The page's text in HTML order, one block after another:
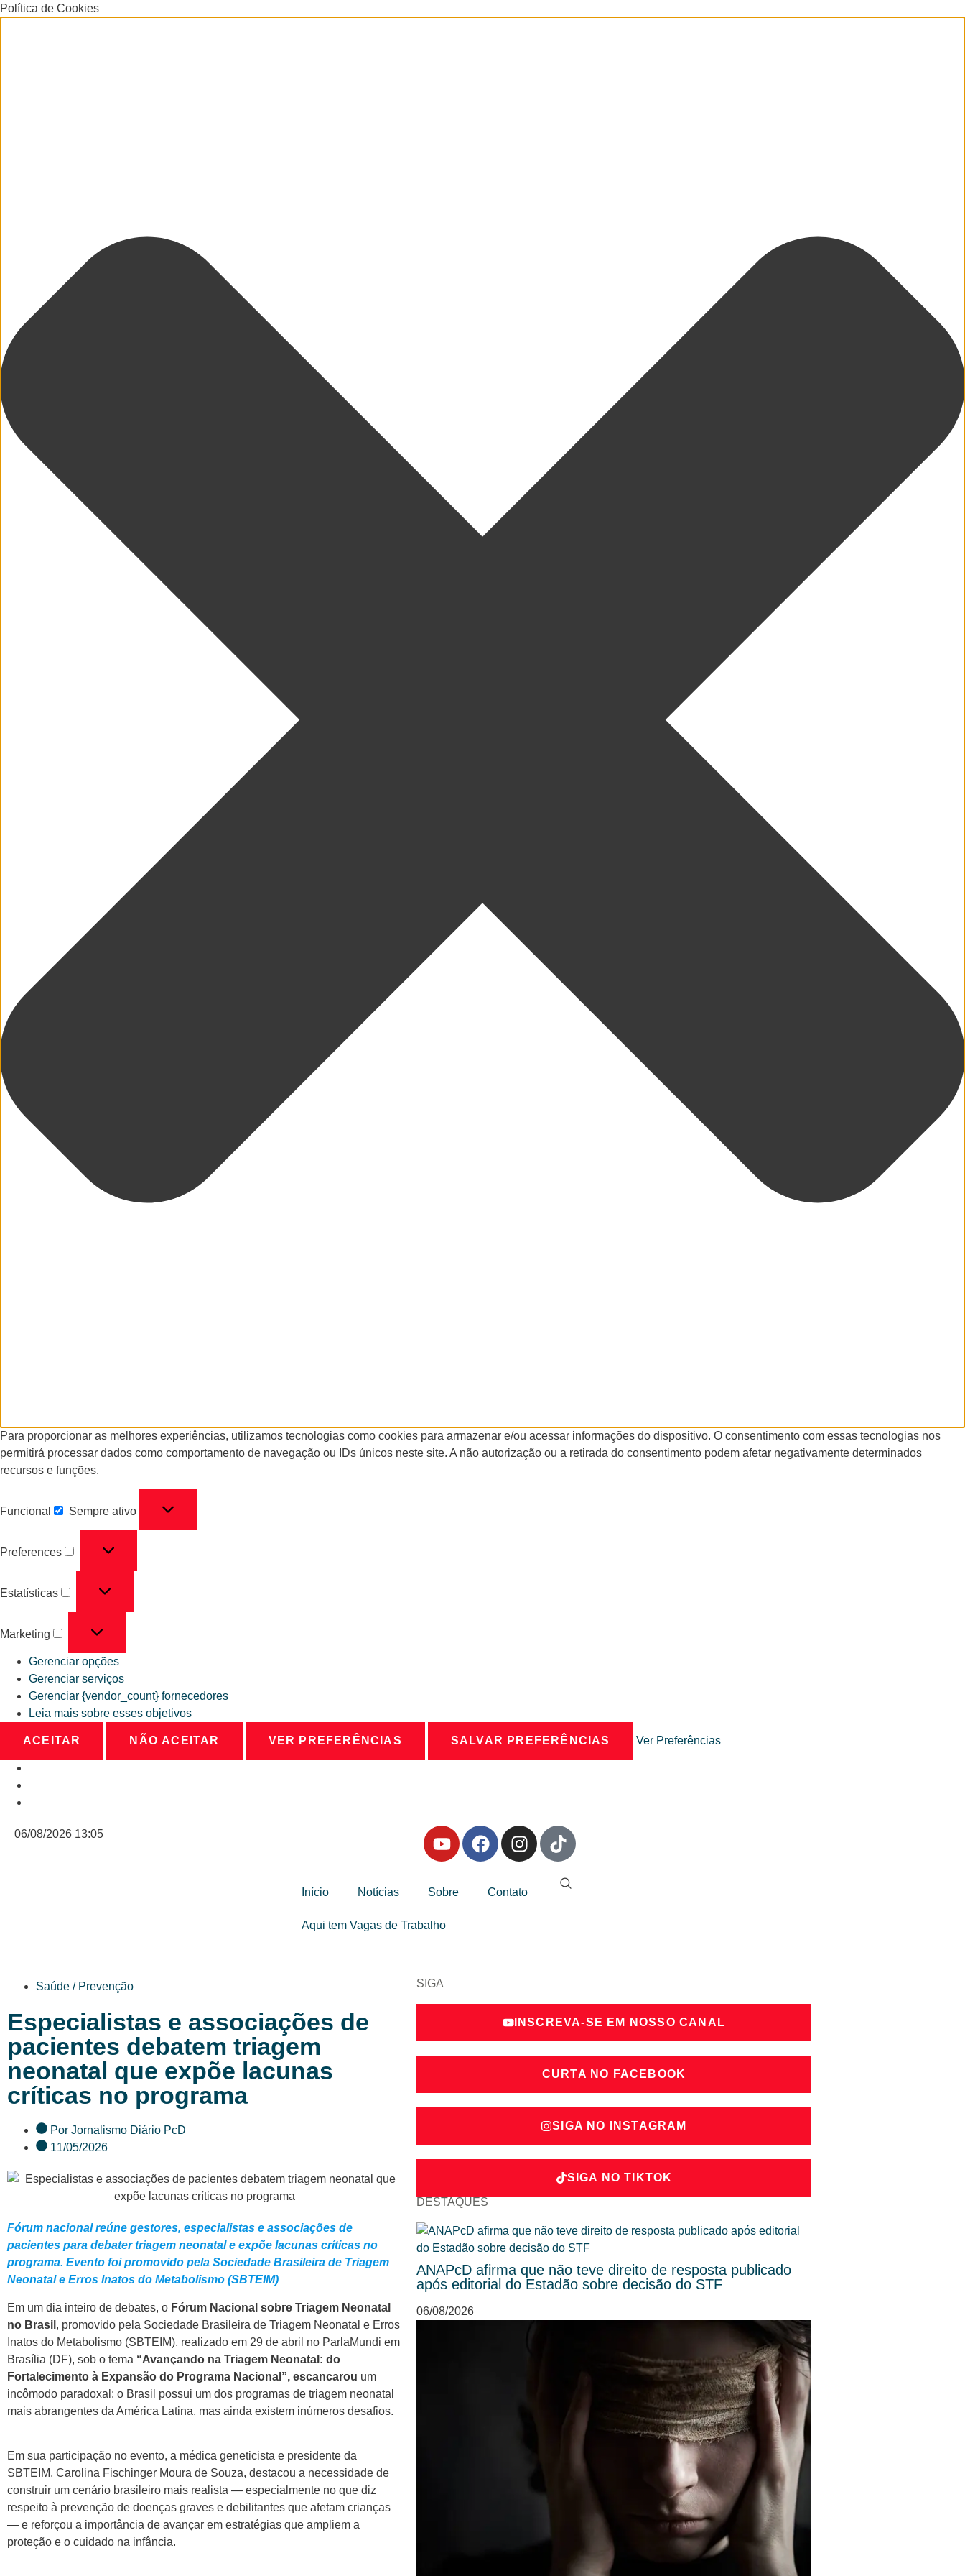
Política de Cookies
Para proporcionar as melhores experiências, utilizamos tecnologias como cookies para armazenar e/ou acessar informações do dispositivo. O consentimento com essas tecnologias nos
permitirá processar dados como comportamento de navegação ou IDs únicos neste site. A não autorização ou a retirada do consentimento podem afetar negativamente determinados
recursos e funções.
Funcional Sempre ativo
Preferences
Estatísticas
Marketing
Gerenciar opções
Gerenciar serviços
Gerenciar {vendor_count} fornecedores
Leia mais sobre esses objetivos
ACEITAR NÃO ACEITAR VER PREFERÊNCIAS SALVAR PREFERÊNCIAS Ver Preferências
06/08/2026 13:05
Início Notícias Sobre Contato
Aqui tem Vagas de Trabalho
Saúde / Prevenção
Especialistas e associações de
pacientes debatem triagem
neonatal que expõe lacunas
críticas no programa
Por Jornalismo Diário PcD
11/05/2026
Fórum nacional reúne gestores, especialistas e associações de
pacientes para debater triagem neonatal e expõe lacunas críticas no
programa. Evento foi promovido pela Sociedade Brasileira de Triagem
Neonatal e Erros Inatos do Metabolismo (SBTEIM)
Em um dia inteiro de debates, o Fórum Nacional sobre Triagem Neonatal
no Brasil , promovido pela Sociedade Brasileira de Triagem Neonatal e Erros
Inatos do Metabolismo (SBTEIM), realizado em 29 de abril no ParlaMundi em
Brasília (DF), sob o tema “Avançando na Triagem Neonatal: do
Fortalecimento à Expansão do Programa Nacional”, escancarou um
incômodo paradoxal: o Brasil possui um dos programas de triagem neonatal
mais abrangentes da América Latina, mas ainda existem inúmeros desafios.
Em sua participação no evento, a médica geneticista e presidente da
SBTEIM, Carolina Fischinger Moura de Souza, destacou a necessidade de
construir um cenário brasileiro mais realista — especialmente no que diz
respeito à prevenção de doenças graves e debilitantes que afetam crianças
— e reforçou a importância de avançar em estratégias que ampliem a
proteção e o cuidado na infância.
SIGA
INSCREVA-SE EM NOSSO CANAL
CURTA NO FACEBOOK
SIGA NO INSTAGRAM
SIGA NO TIKTOK
DESTAQUES
ANAPcD afirma que não teve direito de resposta publicado
após editorial do Estadão sobre decisão do STF
06/08/2026